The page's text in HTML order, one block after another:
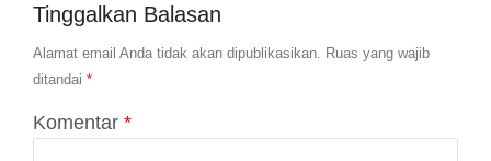
Tinggalkan Balasan
Alamat email Anda tidak akan dipublikasikan. Ruas yang wajib
ditandai *
Komentar *